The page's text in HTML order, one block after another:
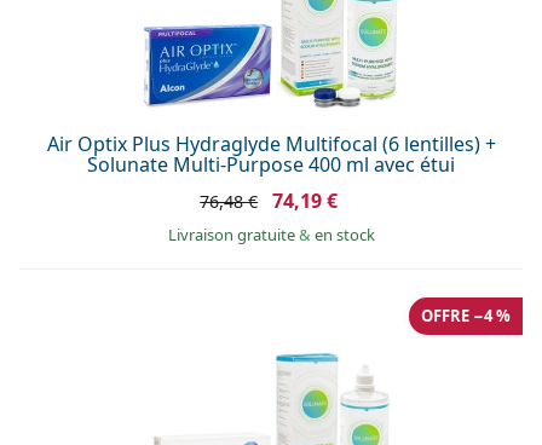
Air Optix Plus Hydraglyde Multifocal (6 lentilles) +
Solunate Multi-Purpose 400 ml avec étui
76,48 € 74,19 €
Livraison gratuite& en stock
OFFRE −4 %